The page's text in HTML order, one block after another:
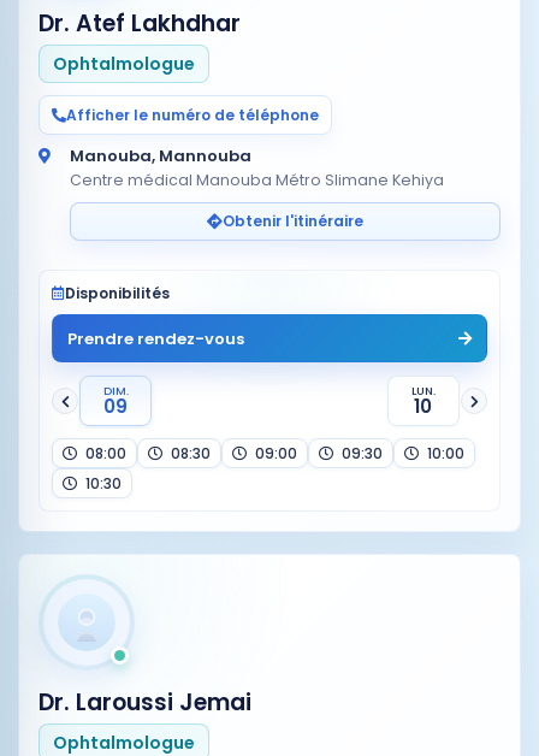
Dr. Atef Lakhdhar
Ophtalmologue
Afficher le numéro de téléphone
Manouba, Mannouba
Centre médical Manouba Métro Slimane Kehiya
Obtenir l'itinéraire
Disponibilités
Prendre rendez-vous
DIM.
09
LUN.
10
08:00 08:30 09:00 09:30
10:00
10:30
Dr. Laroussi Jemai
Ophtalmologue